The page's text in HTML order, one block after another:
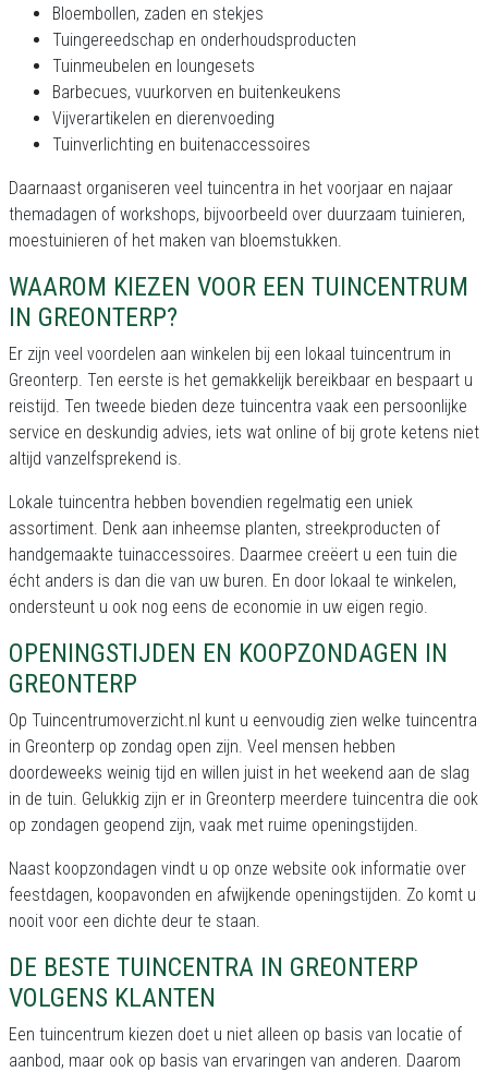
Bloembollen, zaden en stekjes
Tuingereedschap en onderhoudsproducten
Tuinmeubelen en loungesets
Barbecues, vuurkorven en buitenkeukens
Vijverartikelen en dierenvoeding
Tuinverlichting en buitenaccessoires
Daarnaast organiseren veel tuincentra in het voorjaar en najaar
themadagen of workshops, bijvoorbeeld over duurzaam tuinieren,
moestuinieren of het maken van bloemstukken.
WAAROM KIEZEN VOOR EEN TUINCENTRUM
IN GREONTERP?
Er zijn veel voordelen aan winkelen bij een lokaal tuincentrum in
Greonterp. Ten eerste is het gemakkelijk bereikbaar en bespaart u
reistijd. Ten tweede bieden deze tuincentra vaak een persoonlijke
service en deskundig advies, iets wat online of bij grote ketens niet
altijd vanzelfsprekend is.
Lokale tuincentra hebben bovendien regelmatig een uniek
assortiment. Denk aan inheemse planten, streekproducten of
handgemaakte tuinaccessoires. Daarmee creëert u een tuin die
écht anders is dan die van uw buren. En door lokaal te winkelen,
ondersteunt u ook nog eens de economie in uw eigen regio.
OPENINGSTIJDEN EN KOOPZONDAGEN IN
GREONTERP
Op Tuincentrumoverzicht.nl kunt u eenvoudig zien welke tuincentra
in Greonterp op zondag open zijn. Veel mensen hebben
doordeweeks weinig tijd en willen juist in het weekend aan de slag
in de tuin. Gelukkig zijn er in Greonterp meerdere tuincentra die ook
op zondagen geopend zijn, vaak met ruime openingstijden.
Naast koopzondagen vindt u op onze website ook informatie over
feestdagen, koopavonden en afwijkende openingstijden. Zo komt u
nooit voor een dichte deur te staan.
DE BESTE TUINCENTRA IN GREONTERP
VOLGENS KLANTEN
Een tuincentrum kiezen doet u niet alleen op basis van locatie of
aanbod, maar ook op basis van ervaringen van anderen. Daarom